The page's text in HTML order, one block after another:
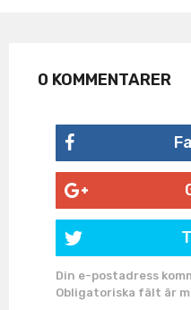
0 KOMMENTARER
Din e-postadress
Obligatoriska fält är